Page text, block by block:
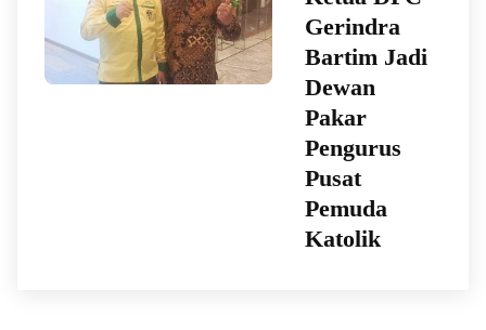
Gerindra
Bartim Jadi
Dewan
Pakar
Pengurus
Pusat
Pemuda
Katolik